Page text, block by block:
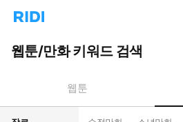
리
홈
으
턴
트
웹툰/만화 키워드 검색
웹툰